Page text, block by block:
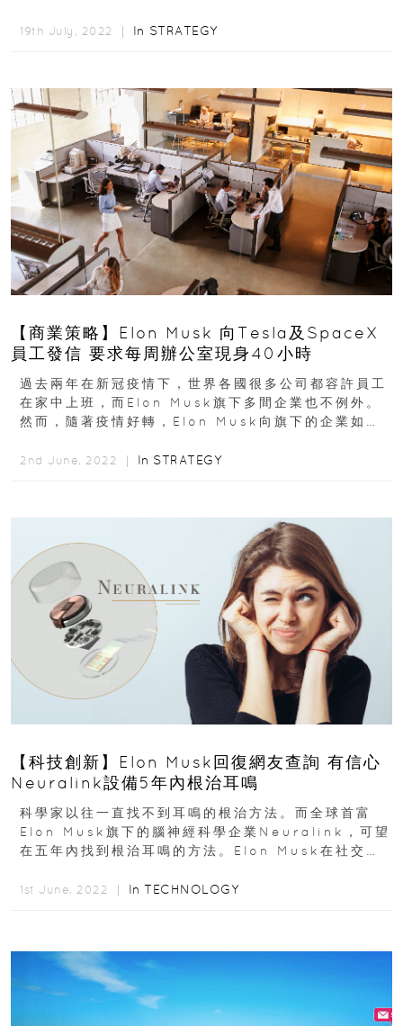
19th July, 2022 ｜ In STRATEGY
【商業策略】Elon Musk 向Tesla及SpaceX
員工發信 要求每周辦公室現身40小時
過去兩年在新冠疫情下，世界各國很多公司都容許員工
在家中上班，而Elon Musk旗下多間企業也不例外。
然而，隨著疫情好轉，Elon Musk向旗下的企業如
2nd June, 2022 ｜ In STRATEGY
【科技創新】Elon Musk回復網友查詢 有信心
Neuralink設備5年內根治耳鳴
科學家以往一直找不到耳鳴的根治方法。而全球首富
Elon Musk旗下的腦神經科學企業Neuralink，可望
在五年內找到根治耳鳴的方法。Elon Musk在社交網
1st June, 2022 ｜ In TECHNOLOGY